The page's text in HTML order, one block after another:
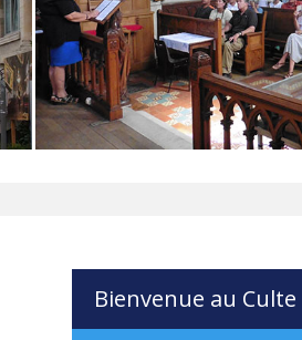
Bienvenue au Culte